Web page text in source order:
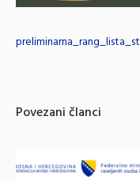
Povezani članci